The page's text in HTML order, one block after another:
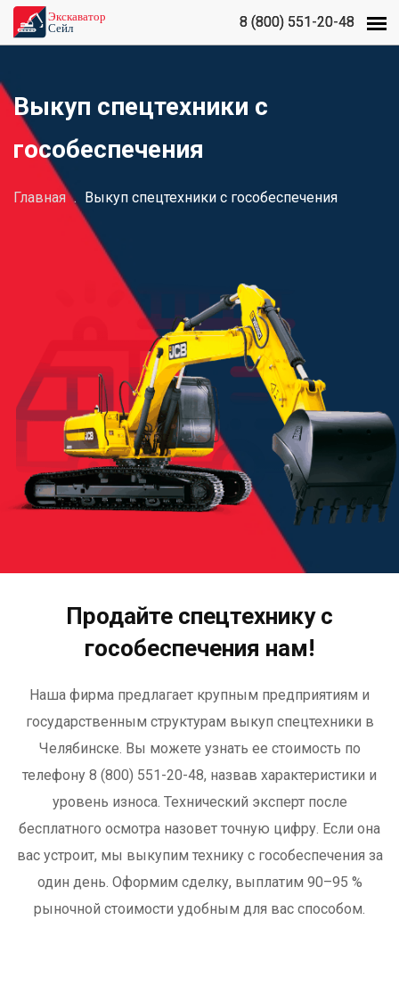
8 (800) 551-20-48
8 (800) 551-20-48
Выкуп спецтехники с
гособеспечения
Главная . Выкуп спецтехники с гособеспечения
Продайте спецтехнику с
гособеспечения нам!
Наша фирма предлагает крупным предприятиям и
государственным структурам выкуп спецтехники в
Челябинске. Вы можете узнать ее стоимость по
телефону 8 (800) 551-20-48, назвав характеристики и
уровень износа. Технический эксперт после
бесплатного осмотра назовет точную цифру. Если она
вас устроит, мы выкупим технику с гособеспечения за
один день. Оформим сделку, выплатим 90–95 %
рыночной стоимости удобным для вас способом.